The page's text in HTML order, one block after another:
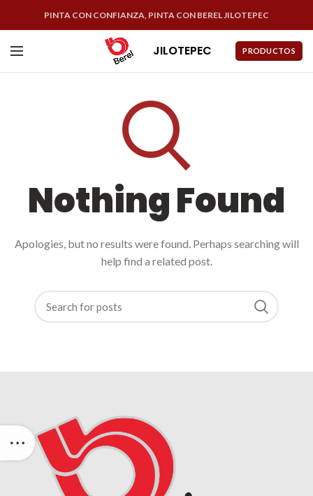
PINTA CON CONFIANZA, PINTA CON BEREL JILOTEPEC
JILOTEPEC PRODUCTOS
Nothing Found
Apologies, but no results were found. Perhaps searching will
help find a related post.